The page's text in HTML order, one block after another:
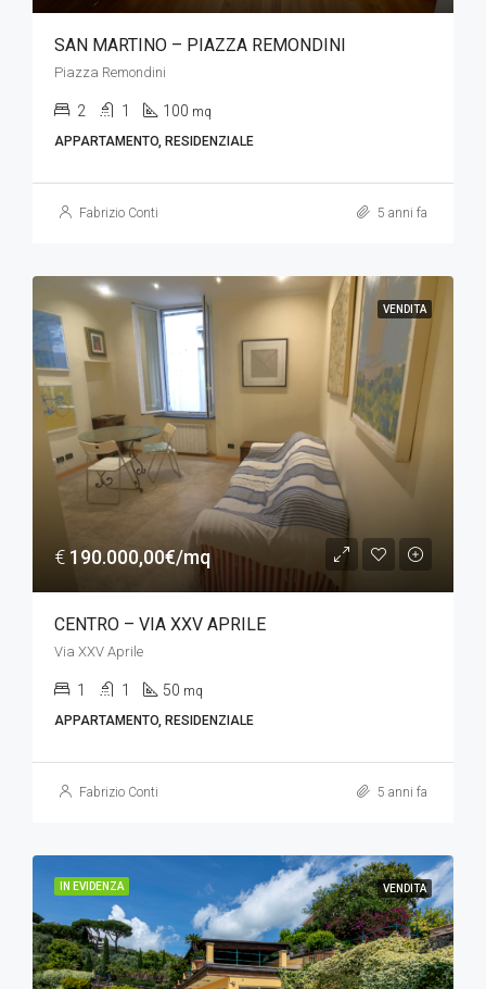
SAN MARTINO – PIAZZA REMONDINI
Piazza Remondini
2 1 100 mq
APPARTAMENTO, RESIDENZIALE
Fabrizio Conti 5 anni fa
VENDITA
€ 190.000,00€/mq
CENTRO – VIA XXV APRILE
Via XXV Aprile
1 1 50 mq
APPARTAMENTO, RESIDENZIALE
Fabrizio Conti 5 anni fa
IN EVIDENZA VENDITA